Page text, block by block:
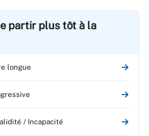
partir plus tôt à la
longue
/ Incapacité